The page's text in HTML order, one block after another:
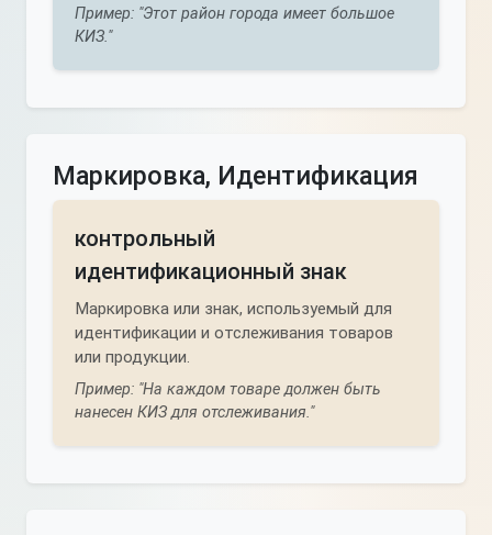
Пример: "Этот район города имеет большое
КИЗ."
Маркировка, Идентификация
контрольный
идентификационный знак
Маркировка или знак, используемый для
идентификации и отслеживания товаров
или продукции.
Пример: "На каждом товаре должен быть
нанесен КИЗ для отслеживания."